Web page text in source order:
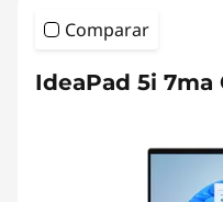
Comparar
IdeaPad 5i 7ma